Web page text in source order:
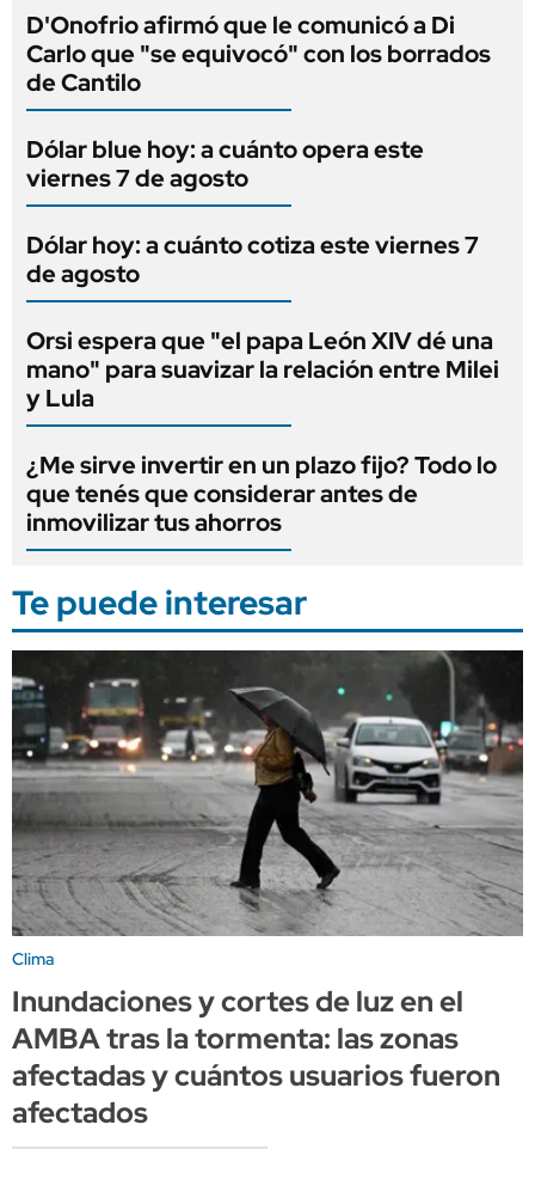
D'Onofrio afirmó que le comunicó a Di
Carlo que "se equivocó" con los borrados
de Cantilo
Dólar blue hoy: a cuánto opera este
viernes 7 de agosto
Dólar hoy: a cuánto cotiza este viernes 7
de agosto
Orsi espera que "el papa León XIV dé una
mano" para suavizar la relación entre Milei
y Lula
¿Me sirve invertir en un plazo fijo? Todo lo
que tenés que considerar antes de
inmovilizar tus ahorros
Te puede interesar
Clima
Inundaciones y cortes de luz en el
AMBA tras la tormenta: las zonas
afectadas y cuántos usuarios fueron
afectados